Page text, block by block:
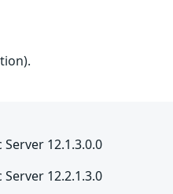
12.1.3.0.0
12.2.1.3.0